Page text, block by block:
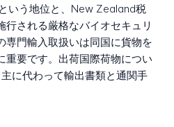
いう地位と、New Zealand税
行される厳格なバイオセキュリ
専門輸入取扱いは同国に貨物を
重要です。出荷国際荷物につい
に代わって輸出書類と通関手